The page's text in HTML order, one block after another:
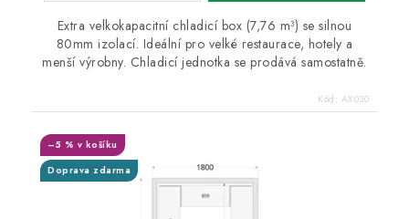
Extra velkokapacitní chladicí box (7,76 m³) se silnou
80mm izolací. Ideální pro velké restaurace, hotely a
menší výrobny. Chladicí jednotka se prodává samostatně.
Kód: AX030
Doprava zdarma
–5 % v košíku